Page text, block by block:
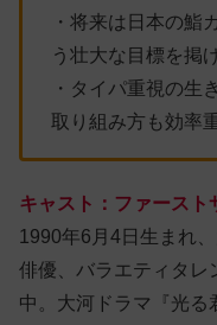
・将来は日本の鮨
う壮大な目標を掲
・タイパ重視の生
取り組み方も効率
キャスト：ファースト
1990年6月4日生まれ、
俳優、バラエティタレ
中。大河ドラマ『光る